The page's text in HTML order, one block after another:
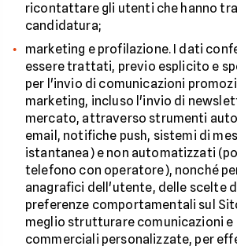
ricontattare gli utenti che hanno
candidatura;
marketing e profilazione. I dati
essere trattati, previo esplicito e
per l'invio di comunicazioni
marketing, incluso l'invio di
mercato, attraverso strumenti
email, notifiche push, sistemi di
istantanea) e non automatizzati
telefono con operatore), nonché
anagrafici dell'utente, delle scelte
preferenze comportamentali sul
meglio strutturare comunicazioni
commerciali personalizzate, per